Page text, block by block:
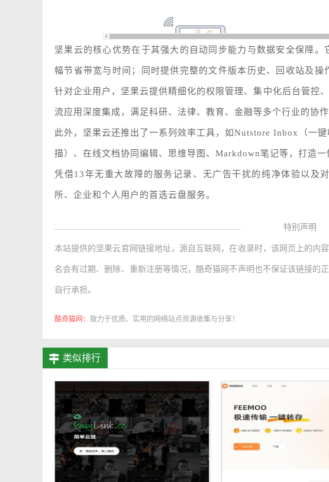
坚果云的核心优势在于其强大的自动同步能力与数据安全保障
幅节省带宽与时间；同时提供完整的文件版本历史、回收站及操
针对企业用户，坚果云提供精细化的权限管理、集中化后台管控
流应用深度集成，满足科研、法律、教育、金融等多个行业的协作
此外，坚果云还推出了一系列效率工具，如Nutstore Inbox（一
描）、在线文档协同编辑、思维导图、Markdown笔记等，打造一
凭借13年无重大故障的服务记录、无广告干扰的纯净体验以及
所、企业和个人用户的首选云盘服务。
特别声明
本站提供的坚果云官网链接地址，源自互联网，在收录时，该网页上的内
名会有过期、删除、重新注册等情况，酷奇猫网不声明也不保证该链接的
自行承担。
酷奇猫网： 致力于优质、实用的网络站点资源收集与分享！
类似排行